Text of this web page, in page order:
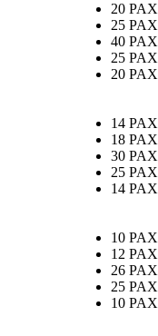
20 PAX
25 PAX
40 PAX
25 PAX
20 PAX
14 PAX
18 PAX
30 PAX
25 PAX
14 PAX
10 PAX
12 PAX
26 PAX
25 PAX
10 PAX